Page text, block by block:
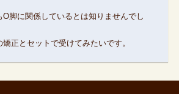
O脚に関係しているとは知りませんでし
正とセットで受けてみたいです。